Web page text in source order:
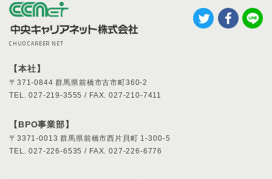
CHUO CAREER NET
【本社】
〒371-0844 群馬県前橋市古市町360-2
TEL. 027-219-3555 / FAX. 027-210-7411
【BPO事業部】
〒3371-0013 群馬県前橋市西片貝町 1-300-5
TEL. 027-226-6535 / FAX. 027-226-6776